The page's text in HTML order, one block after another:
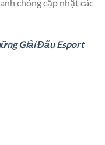
chóng cập nhật các
Giải Đấu Esport